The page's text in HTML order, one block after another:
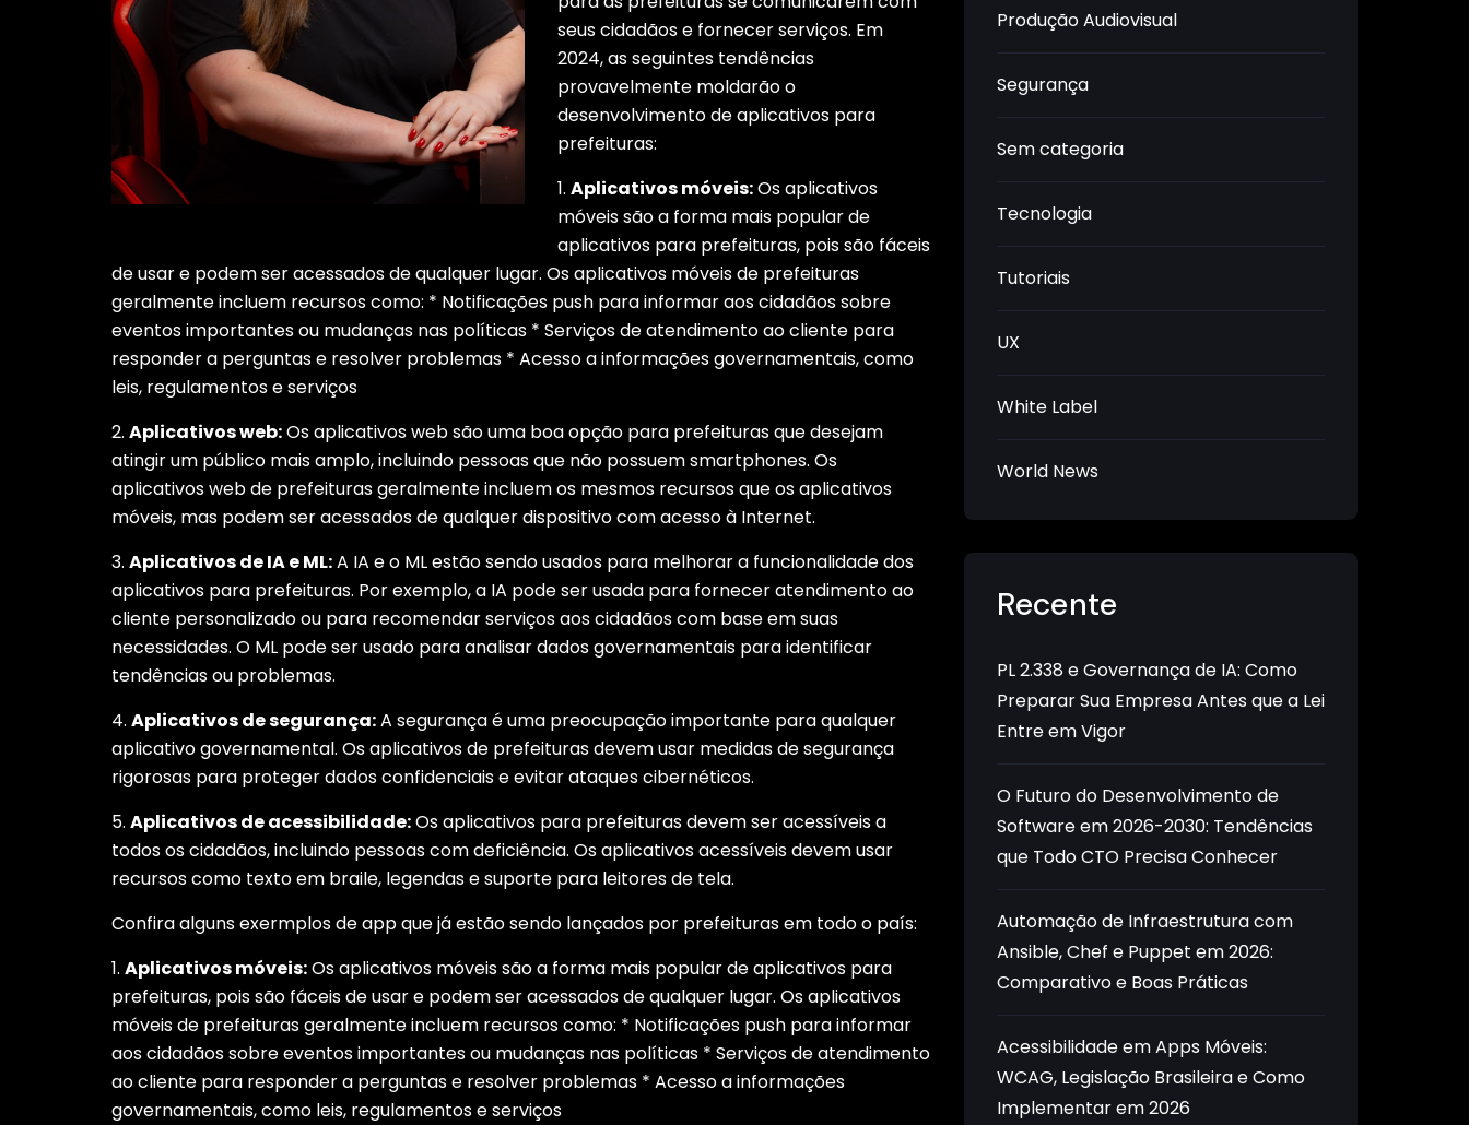
seus cidadãos e fornecer serviços. Em
2024, as seguintes tendências
provavelmente moldarão o
desenvolvimento de aplicativos para
prefeituras:
1. Aplicativos móveis:Os aplicativos
móveis são a forma mais popular de
aplicativos para prefeituras, pois são fáceis
de usar e podem ser acessados de qualquer lugar. Os aplicativos móveis de prefeituras
geralmente incluem recursos como: * Notificações push para informar aos cidadãos sobre
eventos importantes ou mudanças nas políticas * Serviços de atendimento ao cliente para
responder a perguntas e resolver problemas * Acesso a informações governamentais, como
leis, regulamentos e serviços
2. Aplicativos web:Os aplicativos web são uma boa opção para prefeituras que desejam
atingir um público mais amplo, incluindo pessoas que não possuem smartphones. Os
aplicativos web de prefeituras geralmente incluem os mesmos recursos que os aplicativos
móveis, mas podem ser acessados ​​de qualquer dispositivo com acesso à Internet.
3. Aplicativos de IA e ML:A IA e o ML estão sendo usados ​​para melhorar a funcionalidade dos
aplicativos para prefeituras. Por exemplo, a IA pode ser usada para fornecer atendimento ao
cliente personalizado ou para recomendar serviços aos cidadãos com base em suas
necessidades. O ML pode ser usado para analisar dados governamentais para identificar
tendências ou problemas.
4. Aplicativos de segurança:A segurança é uma preocupação importante para qualquer
aplicativo governamental. Os aplicativos de prefeituras devem usar medidas de segurança
rigorosas para proteger dados confidenciais e evitar ataques cibernéticos.
5. Aplicativos de acessibilidade:Os aplicativos para prefeituras devem ser acessíveis a
todos os cidadãos, incluindo pessoas com deficiência. Os aplicativos acessíveis devem usar
recursos como texto em braile, legendas e suporte para leitores de tela.
Confira alguns exermplos de app que já estão sendo lançados por prefeituras em todo o país:
1. Aplicativos móveis:Os aplicativos móveis são a forma mais popular de aplicativos para
prefeituras, pois são fáceis de usar e podem ser acessados de qualquer lugar. Os aplicativos
móveis de prefeituras geralmente incluem recursos como: * Notificações push para informar
aos cidadãos sobre eventos importantes ou mudanças nas políticas * Serviços de atendimento
ao cliente para responder a perguntas e resolver problemas * Acesso a informações
governamentais, como leis, regulamentos e serviços
Produção Audiovisual
Segurança
Sem categoria
Tecnologia
Tutoriais
UX
White Label
World News
Recente
PL 2.338 e Governança de IA: Como
Preparar Sua Empresa Antes que a Lei
Entre em Vigor
O Futuro do Desenvolvimento de
Software em 2026-2030: Tendências
que Todo CTO Precisa Conhecer
Automação de Infraestrutura com
Ansible, Chef e Puppet em 2026:
Comparativo e Boas Práticas
Acessibilidade em Apps Móveis:
WCAG, Legislação Brasileira e Como
Implementar em 2026